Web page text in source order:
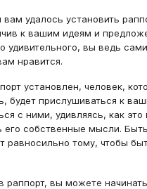
вам удалось установить
к вашим идеям и
удивительного, вы ведь
нравится.
установлен, человек,
будет прислушиваться к
с ними, удивляясь, как это
его собственные мысли.
равносильно тому, чтобы
раппорт, вы можете